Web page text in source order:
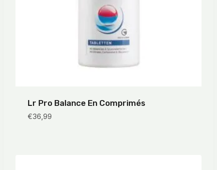
Lr Pro Balance En Comprimés
€36,99